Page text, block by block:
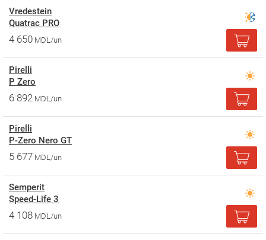
Vredestein
Quatrac PRO
4 650 MDL/un
Pirelli
P Zero
6 892 MDL/un
Pirelli
P-Zero Nero GT
5 677 MDL/un
Semperit
Speed-Life 3
4 108 MDL/un